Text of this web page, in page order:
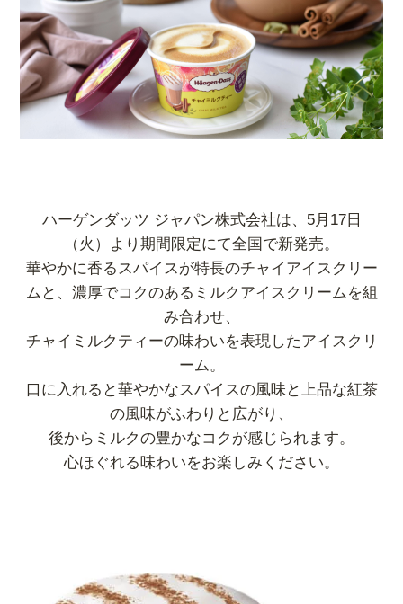
ハーゲンダッツ ジャパン株式会社は、5月17日
（火）より期間限定にて全国で新発売。
華やかに香るスパイスが特長のチャイアイスクリー
ムと、濃厚でコクのあるミルクアイスクリームを組
み合わせ、
チャイミルクティーの味わいを表現したアイスクリ
ーム。
口に入れると華やかなスパイスの風味と上品な紅茶
の風味がふわりと広がり、
後からミルクの豊かなコクが感じられます。
心ほぐれる味わいをお楽しみください。